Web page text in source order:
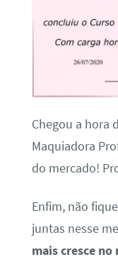
Chegou a hora
Maquiadora
do mercado!
Enfim, não
juntas nesse
mais cresce no